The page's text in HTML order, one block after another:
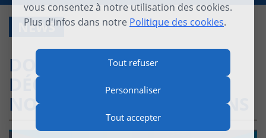
vous consentez à notre utilisation des cookies.
Plus d'infos dans notre Politique des cookies.
Tout refuser
Personnaliser
Tout accepter
NEWS
DOMUNI PRESS :
DÉCOUVREZ LES
NOUVELLES PUBLICATIONS